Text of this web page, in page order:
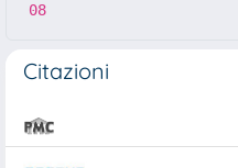
08
Citazioni